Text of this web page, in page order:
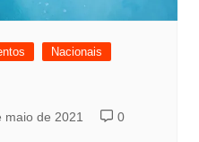
Nacionais
maio de 2021 0